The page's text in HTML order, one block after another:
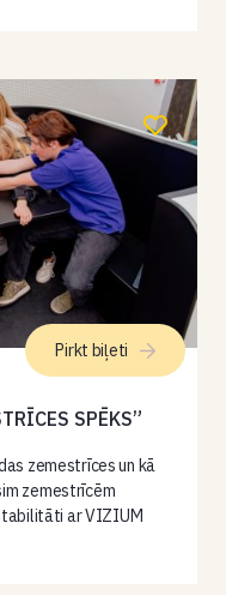
SPĒKS”
zemestrīces un kā
zemestrīcēm
ar VIZIUM
Pirkt biļeti